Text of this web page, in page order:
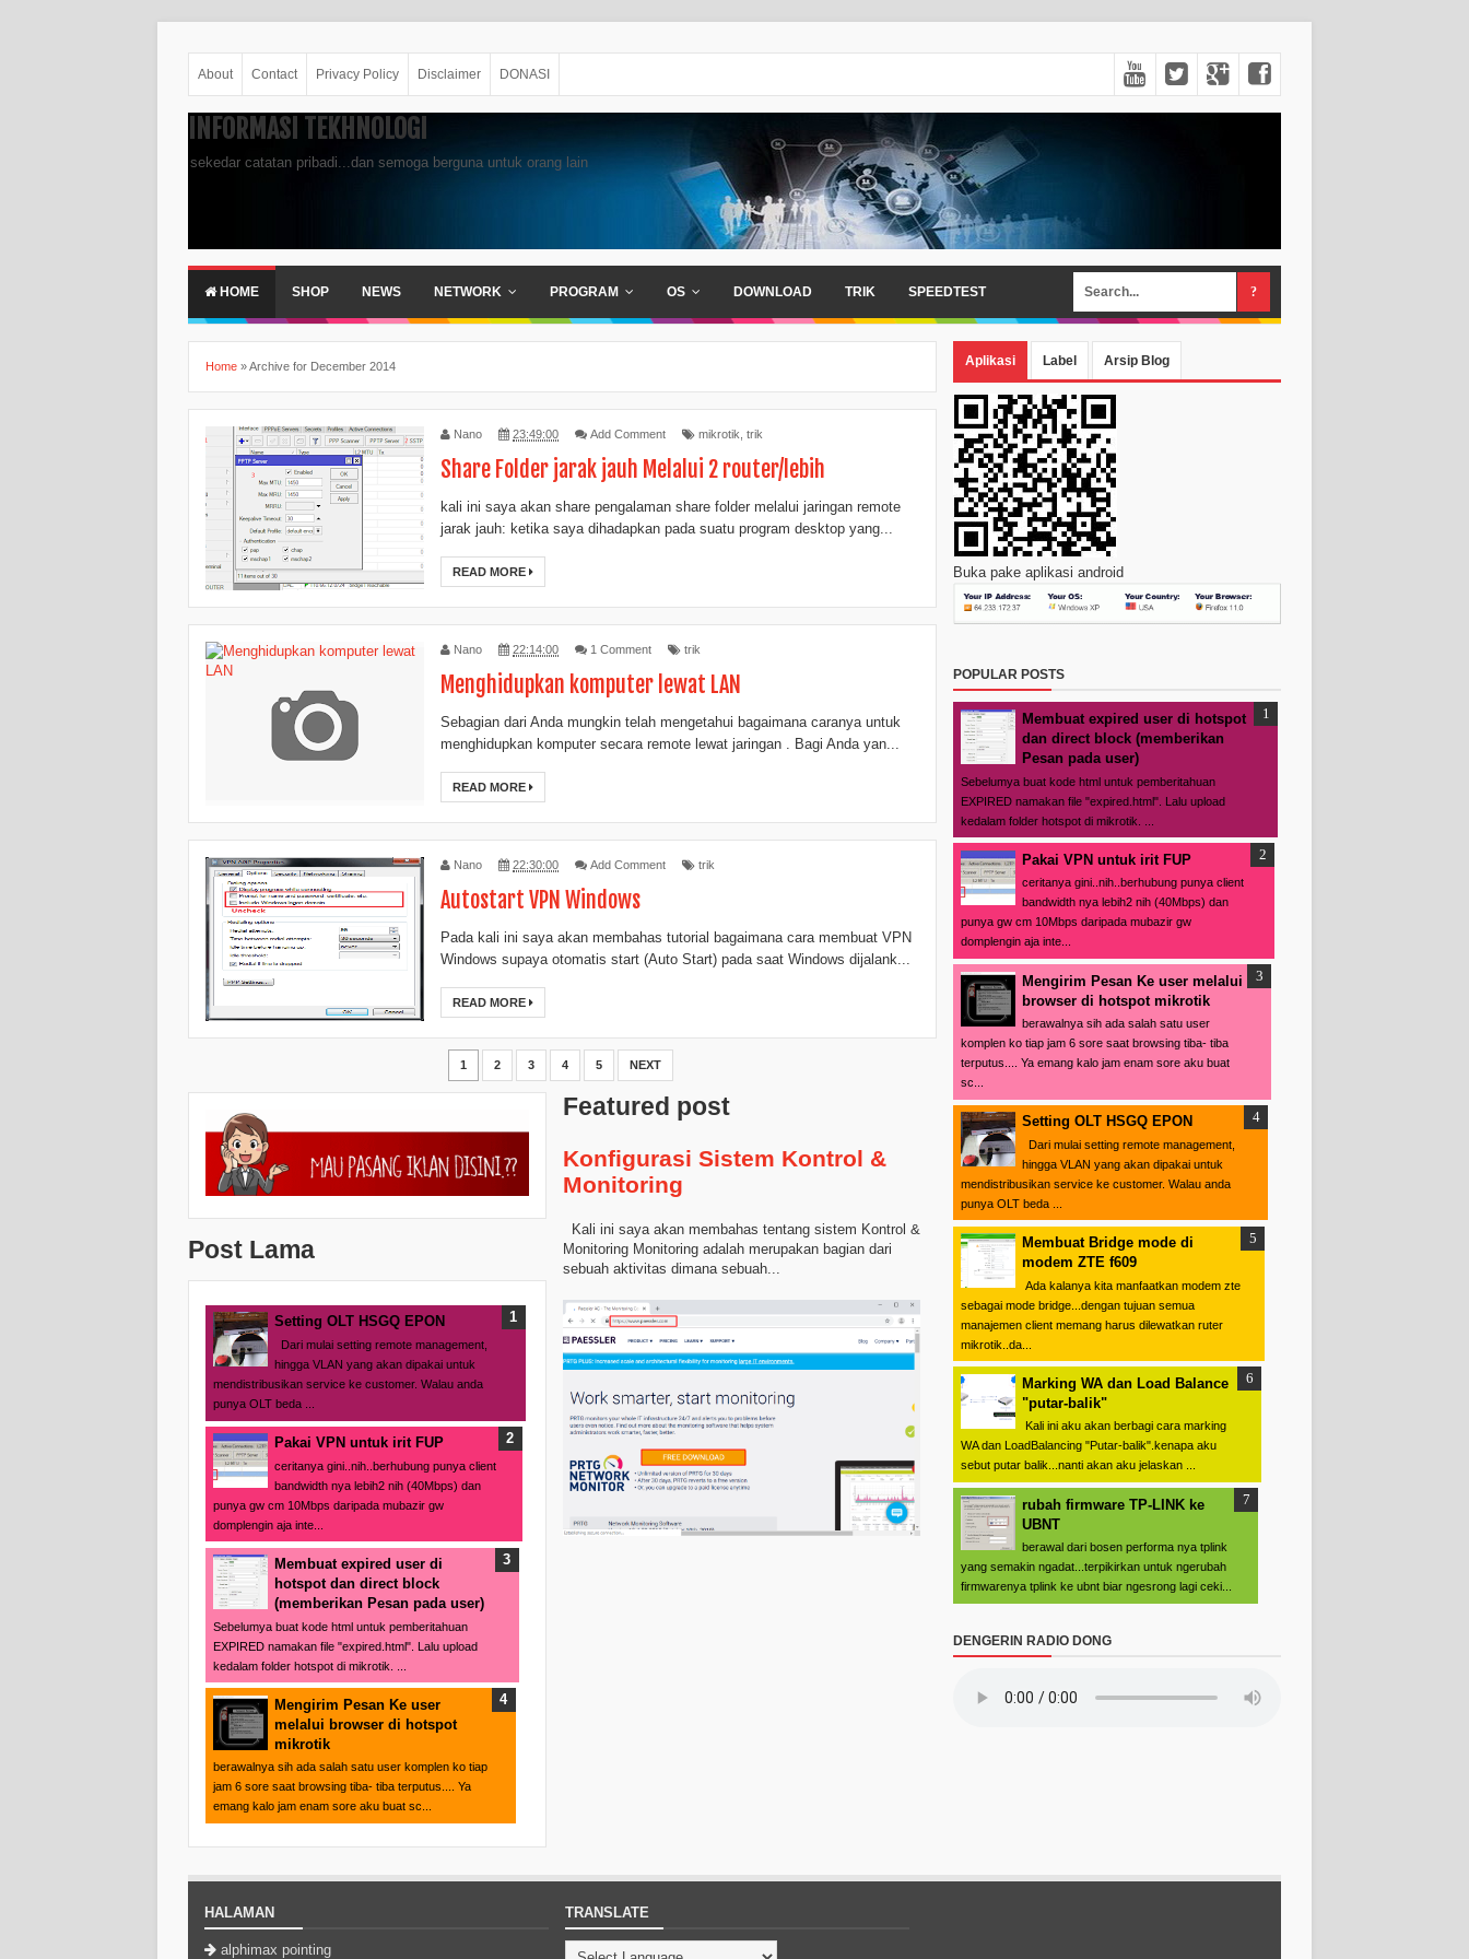
About Contact Privacy Policy Disclaimer DONASI
INFORMASI TEKHNOLOGI
sekedar catatan pribadi...dan semoga berguna untuk orang lain
HOME SHOP NEWS NETWORK PROGRAM OS DOWNLOAD TRIK SPEEDTEST
Home »Archive for December 2014
Nano 23:49:00 Add Comment mikrotik trik
Share Folder jarak jauh Melalui 2 router/lebih
kali ini saya akan share pengalaman share folder melalui jaringan remote
jarak jauh: ketika saya dihadapkan pada suatu program desktop yang...
READ MORE
Nano 22:14:00 1 Comment trik
Menghidupkan komputer lewat LAN
Sebagian dari Anda mungkin telah mengetahui bagaimana caranya untuk
menghidupkan komputer secara remote lewat jaringan . Bagi Anda yan...
READ MORE
Nano 22:30:00 Add Comment trik
Autostart VPN Windows
Pada kali ini saya akan membahas tutorial bagaimana cara membuat VPN
Windows supaya otomatis start (Auto Start) pada saat Windows dijalank...
READ MORE
1 2 3 4 5 NEXT
Post Lama
Setting OLT HSGQ EPON
Dari mulai setting remote management,
hingga VLAN yang akan dipakai untuk
mendistribusikan service ke customer. Walau anda
punya OLT beda ...
Pakai VPN untuk irit FUP
ceritanya gini..nih..berhubung punya client
bandwidth nya lebih2 nih (40Mbps) dan
punya gw cm 10Mbps daripada mubazir gw
domplengin aja inte...
Membuat expired user di
hotspot dan direct block
(memberikan Pesan pada user)
Sebelumya buat kode html untuk pemberitahuan
EXPIRED namakan file "expired.html". Lalu upload
kedalam folder hotspot di mikrotik. ...
Mengirim Pesan Ke user
melalui browser di hotspot
mikrotik
berawalnya sih ada salah satu user komplen ko tiap
jam 6 sore saat browsing tiba- tiba terputus.... Ya
emang kalo jam enam sore aku buat sc...
Featured post
Konfigurasi Sistem Kontrol &
Monitoring
Kali ini saya akan membahas tentang sistem Kontrol &
Monitoring Monitoring adalah merupakan bagian dari
sebuah aktivitas dimana sebuah...
Aplikasi Label Arsip Blog
Buka pake aplikasi android
POPULAR POSTS
Membuat expired user di hotspot
dan direct block (memberikan
Pesan pada user)
Sebelumya buat kode html untuk pemberitahuan
EXPIRED namakan file "expired.html". Lalu upload
kedalam folder hotspot di mikrotik. ...
Pakai VPN untuk irit FUP
ceritanya gini..nih..berhubung punya client
bandwidth nya lebih2 nih (40Mbps) dan
punya gw cm 10Mbps daripada mubazir gw
domplengin aja inte...
Mengirim Pesan Ke user melalui
browser di hotspot mikrotik
berawalnya sih ada salah satu user
komplen ko tiap jam 6 sore saat browsing tiba- tiba
terputus.... Ya emang kalo jam enam sore aku buat
sc...
Setting OLT HSGQ EPON
Dari mulai setting remote management,
hingga VLAN yang akan dipakai untuk
mendistribusikan service ke customer. Walau anda
punya OLT beda ...
Membuat Bridge mode di
modem ZTE f609
Ada kalanya kita manfaatkan modem zte
sebagai mode bridge...dengan tujuan semua
manajemen client memang harus dilewatkan ruter
mikrotik..da...
Marking WA dan Load Balance
"putar-balik"
Kali ini aku akan berbagi cara marking
WA dan LoadBalancing "Putar-balik".kenapa aku
sebut putar balik...nanti akan aku jelaskan ...
rubah firmware TP-LINK ke
UBNT
berawal dari bosen performa nya tplink
yang semakin ngadat...terpikirkan untuk ngerubah
firmwarenya tplink ke ubnt biar ngesrong lagi ceki...
DENGERIN RADIO DONG
HALAMAN
alphimax pointing
TRANSLATE